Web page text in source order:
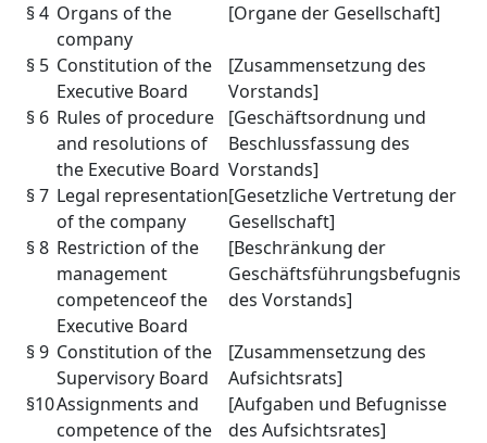
§ 4 Organs of the
company
[Organe der Gesellschaft]
§ 5 Constitution of the
Executive Board
[Zusammensetzung des
Vorstands]
§ 6 Rules of procedure
and resolutions of
the Executive Board
[Geschäftsordnung und
Beschlussfassung des
Vorstands]
§ 7 Legal representation
of the company
[Gesetzliche Vertretung der
Gesellschaft]
§ 8 Restriction of the
management
competenceof the
Executive Board
[Beschränkung der
Geschäftsführungsbefugnis
des Vorstands]
§ 9 Constitution of the
Supervisory Board
[Zusammensetzung des
Aufsichtsrats]
§10Assignments and
competence of the
[Aufgaben und Befugnisse
des Aufsichtsrates]